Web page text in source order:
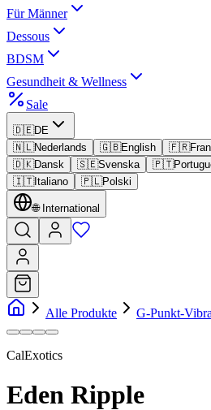
Für Männer
Dessous
BDSM
Gesundheit & Wellness
Sale
🇩🇪DE
🇳🇱Nederlands 🇬🇧English 🇫🇷
🇩🇰Dansk 🇸🇪Svenska 🇵🇹
🇮🇹Italiano 🇵🇱Polski
🌐 International
Alle Produkte G-Punkt-
CalExotics
Eden Ripple